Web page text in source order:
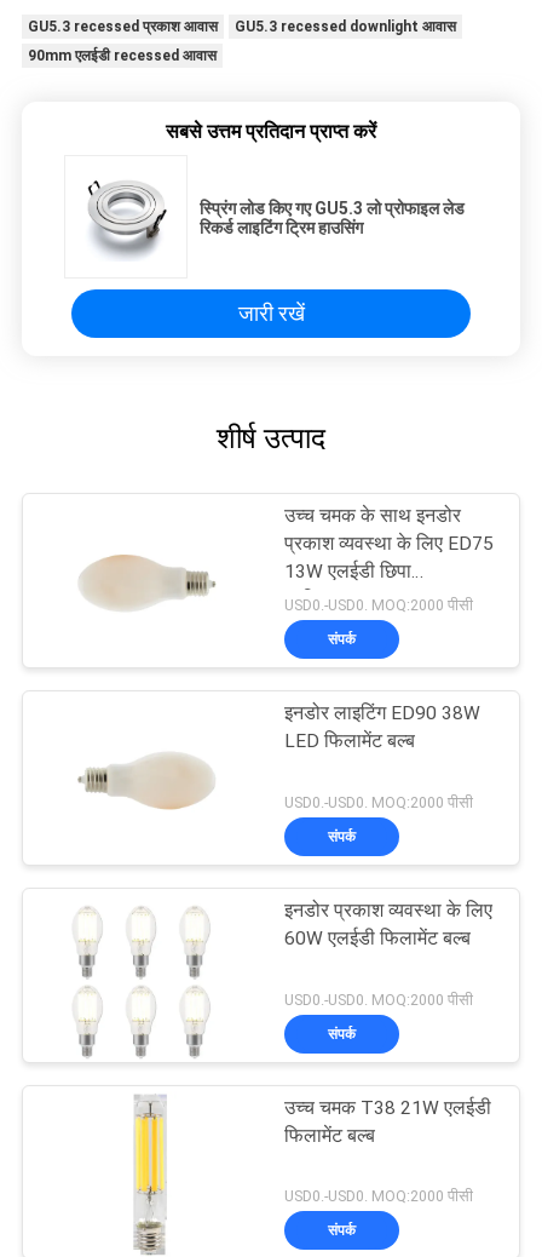
GU5.3 recessed प्रकाश आवास
GU5.3 recessed downlight आवास
90mm एलईडी recessed आवास
सबसे उत्तम प्रतिदान प्राप्त करें
स्प्रिंग लोड किए गए GU5.3 लो प्रोफाइल लेड
रिकर्ड लाइटिंग ट्रिम हाउसिंग
जारी रखें
शीर्ष उत्पाद
उच्च चमक के साथ इनडोर
प्रकाश व्यवस्था के लिए ED75
13W एलईडी छिपा
प्रतिस्थापन
USD0.-USD0. MOQ:2000 पीसी
संपर्क
इनडोर लाइटिंग ED90 38W
LED फिलामेंट बल्ब
USD0.-USD0. MOQ:2000 पीसी
संपर्क
इनडोर प्रकाश व्यवस्था के लिए
60W एलईडी फिलामेंट बल्ब
USD0.-USD0. MOQ:2000 पीसी
संपर्क
उच्च चमक T38 21W एलईडी
फिलामेंट बल्ब
USD0.-USD0. MOQ:2000 पीसी
संपर्क